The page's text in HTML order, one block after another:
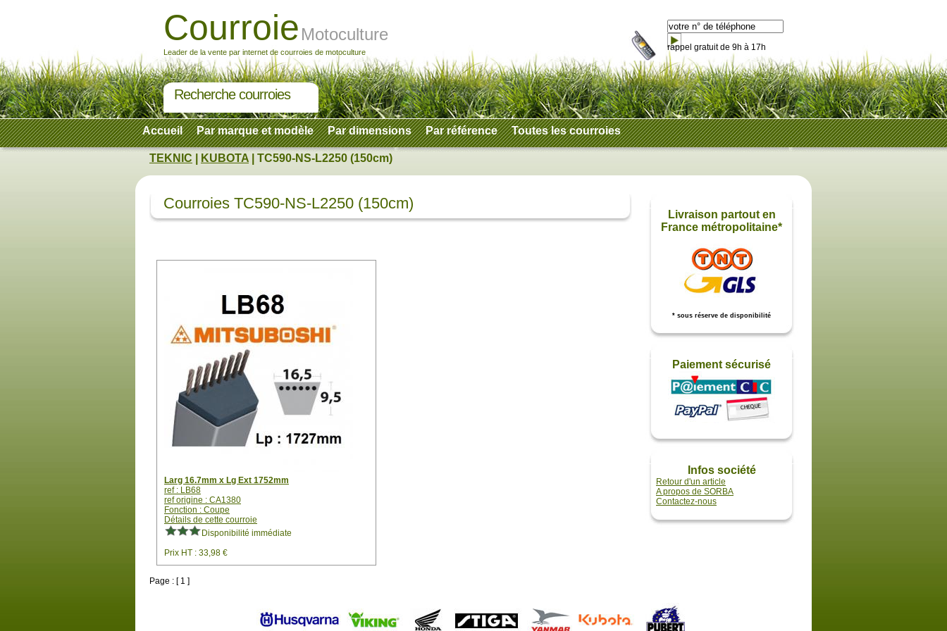
Courroie Motoculture
Leader de la vente par internet de courroies de motoculture
Recherche courroies
rappel gratuit de 9h à 17h
Accueil Par marque et modèle Par dimensions Par référence Toutes les courroies
TEKNIC KUBOTA | TC590-NS-L2250 (150cm)
Courroies TC590-NS-L2250 (150cm)
Larg 16.7mm x Lg Ext 1752mm
ref : LB68
ref origine : CA1380
Fonction : Coupe
Détails de cette courroie
Disponibilité immédiate
Prix HT : 33,98 €
Page : [ 1 ]
Livraison partout en
France métropolitaine*
* sous réserve de disponibilité
Paiement sécurisé
Infos société
Retour d'un article
A propos de SORBA
Contactez-nous